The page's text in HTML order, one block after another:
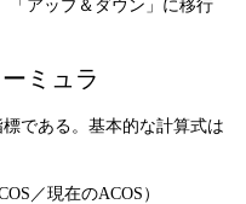
「アップ＆ダウン」に移行
ミュラ
である。基本的な計算式は
／現在のACOS）